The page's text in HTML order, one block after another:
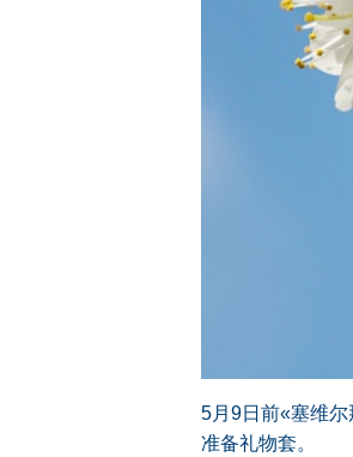
5月9日前«塞维
准备礼物套。